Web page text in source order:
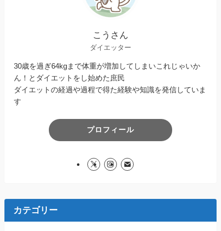
こうさん
ダイエッター
30歳を過ぎ64kgまで体重が増加してしまいこれじゃいか
ん！とダイエットをし始めた庶民
ダイエットの経過や過程で得た経験や知識を発信していま
す
プロフィール
カテゴリー